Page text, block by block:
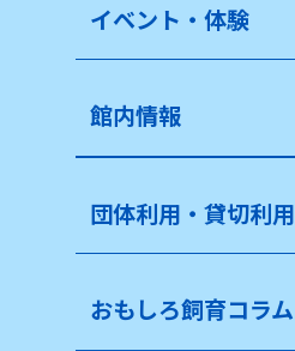
イベント・体験
館内情報
団体利用・貸切利用
おもしろ飼育コラム